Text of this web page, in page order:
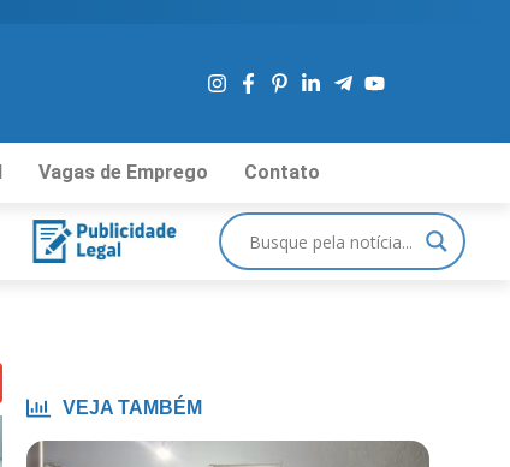
Vagas de Emprego Contato
VEJA TAMBÉM